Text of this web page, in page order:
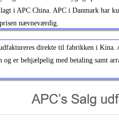
i APC China. APC i Danmark har
nævneværdig.
direkte til fabrikken i Kina.
og er behjælpelig med betaling samt